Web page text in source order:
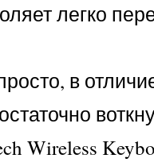
легко
в
Wireless